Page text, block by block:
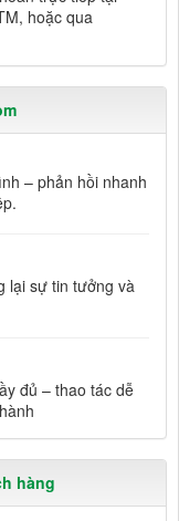
hoặc qua
– phản hồi nhanh
lại sự tin tưởng và
đủ – thao tác dễ
hàng